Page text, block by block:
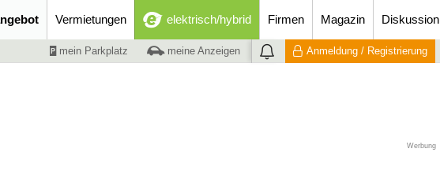
Vermietungen elektrisch/hybrid Firmen Magazin Diskussion
mein Parkplatz meine Anzeigen Anmeldung / Registrierung
Werbung